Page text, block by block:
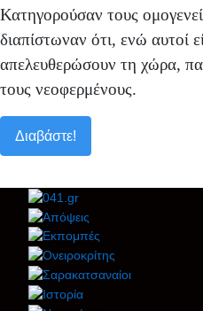
Κατηγορούσαν τους
διαπίστωναν ότι, ενώ αυτοί
απελευθερώσουν τη χώρα,
τους νεοφερμένους.
Διαβάστε!